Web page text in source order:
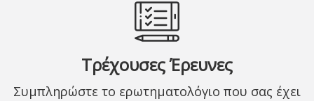
Τρέχουσες Έρευνες
Συμπληρώστε το ερωτηματολόγιο που σας έχει